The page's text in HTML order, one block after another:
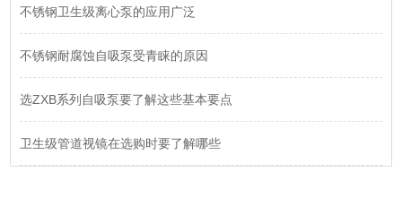
不锈钢卫生级离心泵的应用广泛
不锈钢耐腐蚀自吸泵受青睐的原因
选ZXB系列自吸泵要了解这些基本要点
卫生级管道视镜在选购时要了解哪些